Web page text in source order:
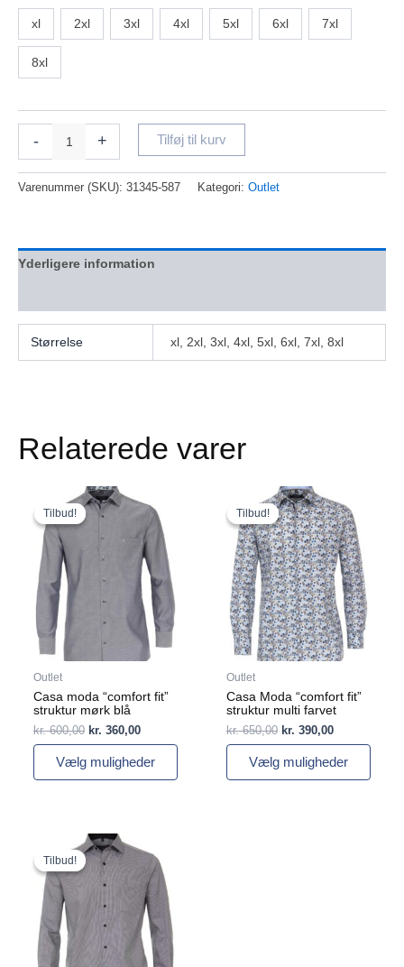
xl 2xl 3xl 4xl 5xl 6xl 7xl
8xl
- + Tilføj til kurv
Varenummer (SKU): 31345-587 Kategori: Outlet
Yderligere information
Størrelse xl, 2xl, 3xl, 4xl, 5xl, 6xl, 7xl, 8xl
Relaterede varer
Tilbud!
Tilbud!
Outlet
Casa moda “comfort fit”
struktur mørk blå
kr.600,00
Den
oprindelige
pris
var:
kr. 600,00.
kr. 360,00
aktuelle
pris
er:
kr. 360,00.
Vælg muligheder
vare
har
flere
varianter.
Mulighederne
kan
vælges
på
varesiden
Tilbud!
Tilbud!
Outlet
Casa Moda “comfort fit”
struktur multi farvet
kr.650,00
Den
oprindelige
pris
var:
kr. 650,00.
kr. 390,00
aktuelle
pris
er:
kr. 390,00.
Vælg muligheder
vare
har
flere
varianter.
Mulighederne
kan
vælges
på
varesiden
Tilbud!
Tilbud!
Den
oprindelige
pris
var:
kr. 600,00.
aktuelle
pris
er:
kr. 360,00.
vare
har
flere
varianter.
Mulighederne